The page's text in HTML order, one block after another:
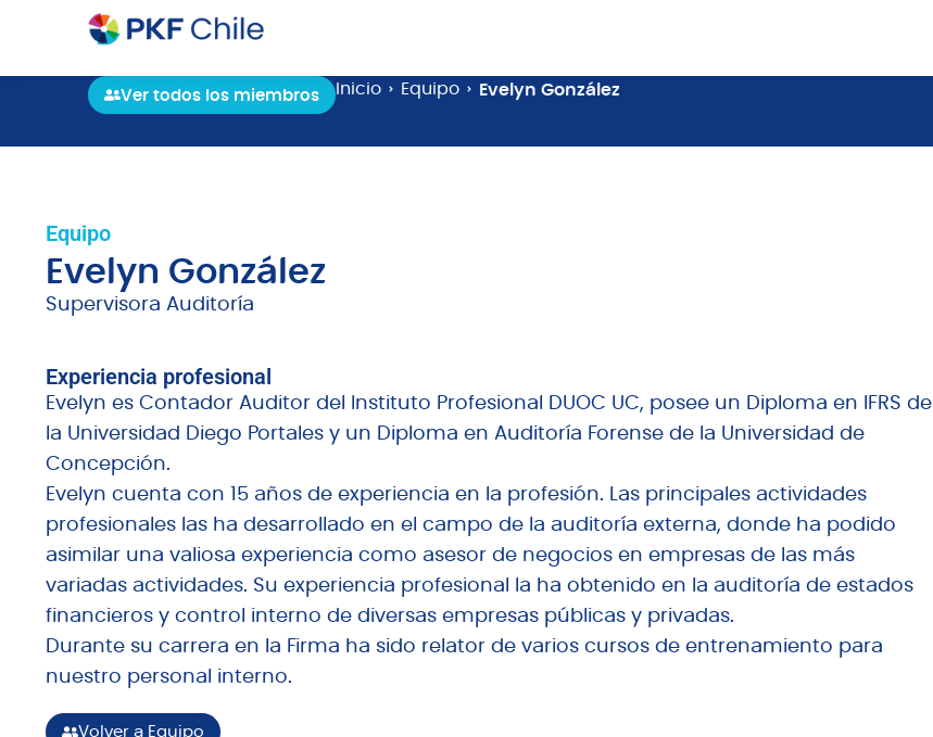
Ver todos los miembros Inicio Equipo Evelyn González
Equipo
Evelyn González
Supervisora Auditoría
Experiencia profesional
Evelyn es Contador Auditor del Instituto Profesional DUOC UC, posee un Diploma en IFRS de
la Universidad Diego Portales y un Diploma en Auditoría Forense de la Universidad de
Concepción.
Evelyn cuenta con 15 años de experiencia en la profesión. Las principales actividades
profesionales las ha desarrollado en el campo de la auditoría externa, donde ha podido
asimilar una valiosa experiencia como asesor de negocios en empresas de las más
variadas actividades. Su experiencia profesional la ha obtenido en la auditoría de estados
financieros y control interno de diversas empresas públicas y privadas.
Durante su carrera en la Firma ha sido relator de varios cursos de entrenamiento para
nuestro personal interno.
Volver a Equipo